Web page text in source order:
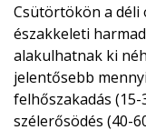
Csütörtökön a déli
északkeleti
alakulhatnak ki
jelentősebb
felhőszakadás
szélerősödés (40-